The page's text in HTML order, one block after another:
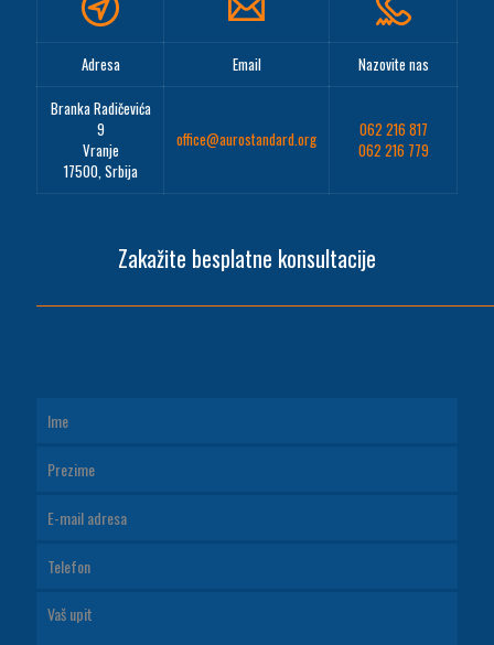
Adresa Email
Nazovite nas
Branka Radičevića
9
Vranje
17500, Srbija
office@aurostandard.org
062 216 817
062 216 779
Zakažite besplatne konsultacije